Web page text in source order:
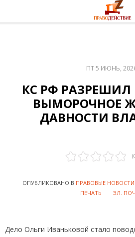
ПТ 5 ИЮНЬ,
КС РФ РАЗРЕШИЛ
ВЫМОРОЧНОЕ
ДАВНОСТИ
(
ОПУБЛИКОВАНО В ПРАВОВЫЕ НОВОСТИ
ПЕЧАТЬ
ЭЛ.
Дело Ольги Иваньковой стало